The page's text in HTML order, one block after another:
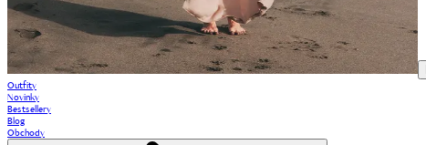
Outfity
Novinky
Bestsellery
Blog
Obchody